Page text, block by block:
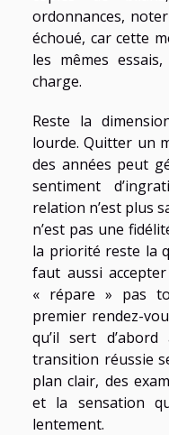
ordonnances,
échoué, car cette
les mêmes
charge.
Reste la
lourde. Quitter un
des années peut
sentiment
relation n’est plus
n’est pas une
la priorité reste la
faut aussi
« répare » pas
premier rendez-
qu’il sert
transition réussie
plan clair, des
et la sensation
lentement.